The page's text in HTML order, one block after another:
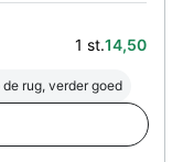
1 st.14,50
rug, verder goed